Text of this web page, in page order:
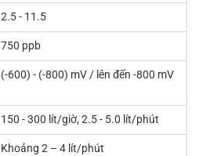
2.5 - 11.5
750 ppb
(-600) - (-800) mV / lên đến -800 mV
150 - 300 lít/giờ, 2.5 - 5.0 lít/phút
Khoảng 2 – 4 lít/phút